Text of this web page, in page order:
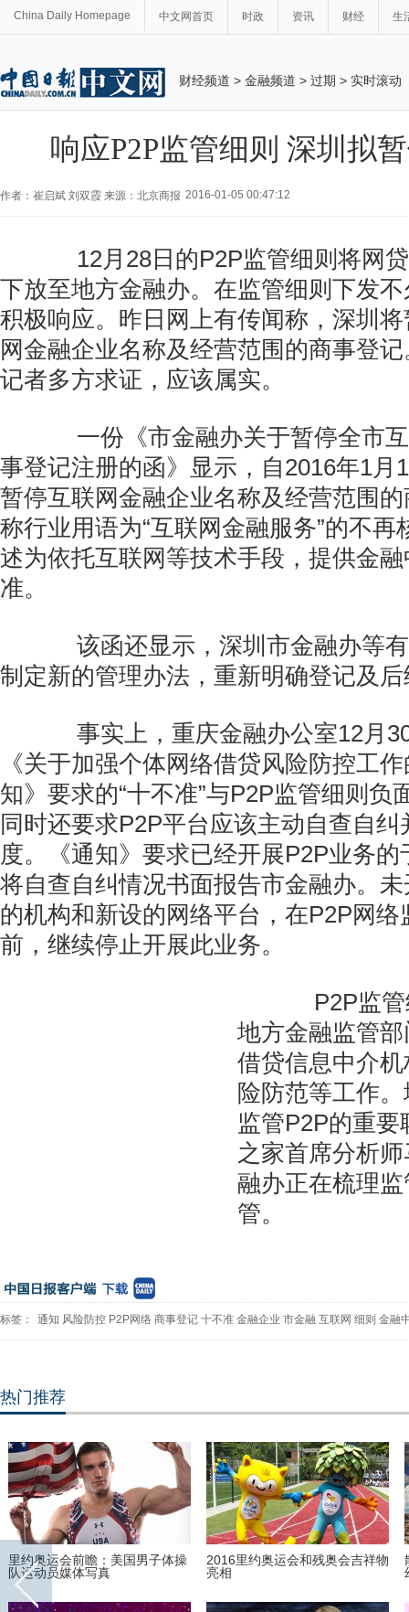
China Daily Homepage 中文网首页 时政 资讯 财经 生
财经频道 > 金融频道 > 过期 > 实时滚动
响应P2P监管细则 深圳拟
作者：崔启斌 刘双霞 来源：北京商报 2016-01-05 00:47:12
12月28日的P2P监管细则将网贷
下放至地方金融办。在监管细则下发
积极响应。昨日网上有传闻称，深圳
网金融企业名称及经营范围的商事登
记者多方求证，应该属实。
一份《市金融办关于暂停全市互
事登记注册的函》显示，自2016年1月
暂停互联网金融企业名称及经营范围
称行业用语为“互联网金融服务”的不再
述为依托互联网等技术手段，提供金
准。
该函还显示，深圳市金融办等有
制定新的管理办法，重新明确登记及
事实上，重庆金融办公室12月
《关于加强个体网络借贷风险防控工
知》要求的“十不准”与P2P监管细则负
同时还要求P2P平台应该主动自查自
度。《通知》要求已经开展P2P业务的
将自查自纠情况书面报告市金融办。
的机构和新设的网络平台，在P2P网
前，继续停止开展此业务。
P2P监管
地方金融监管
借贷信息中介
险防范等工作
监管P2P的重
之家首席分析
融办正在梳理
管。
标签： 通知 风险防控 P2P网络 商事登记 十不准 金融企业 市金融 互联网 细则 金融
热门推荐
里约奥运会前瞻：美国男子体操
队运动员媒体写真
2016里约奥运会和残奥会吉祥物
亮相